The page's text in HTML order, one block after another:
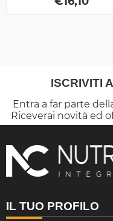
ISCRIVITI
Entra a far parte
Riceverai novità ed
IL TUO PROFILO